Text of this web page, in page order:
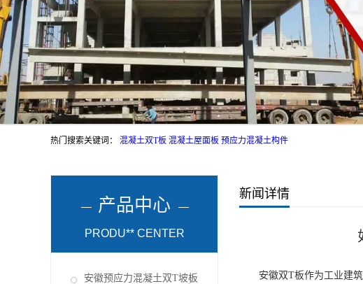
热门搜索关键词： 混凝土双T板 混凝土屋面板 预应力混凝土构件
产品中心
PRODU** CENTER
安徽预应力混凝土双T坡板
新闻详情
安徽双T板作为工业建